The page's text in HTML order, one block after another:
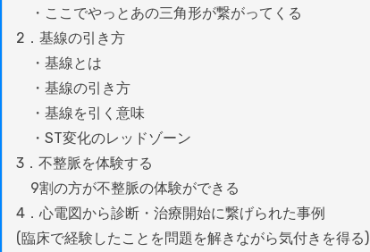
・ここでやっとあの三角形が繋がってくる
2．基線の引き方
・基線とは
・基線の引き方
・基線を引く意味
・ST変化のレッドゾーン
3．不整脈を体験する
9割の方が不整脈の体験ができる
4．心電図から診断・治療開始に繋げられた事例
(臨床で経験したことを問題を解きながら気付きを得る)